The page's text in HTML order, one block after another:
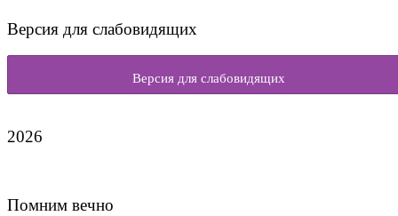
Версия для слабовидящих
Версия для слабовидящих
2026
Помним вечно